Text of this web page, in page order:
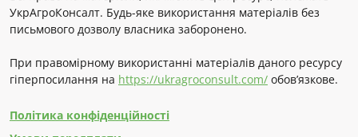
УкрАгроКонсалт. Будь-яке використання матеріалів без
письмового дозволу власника заборонено.
При правомірному використанні матеріалів даного ресурсу
гіперпосилання на https://ukragroconsult.com/ обов’язкове.
Політика конфіденційності